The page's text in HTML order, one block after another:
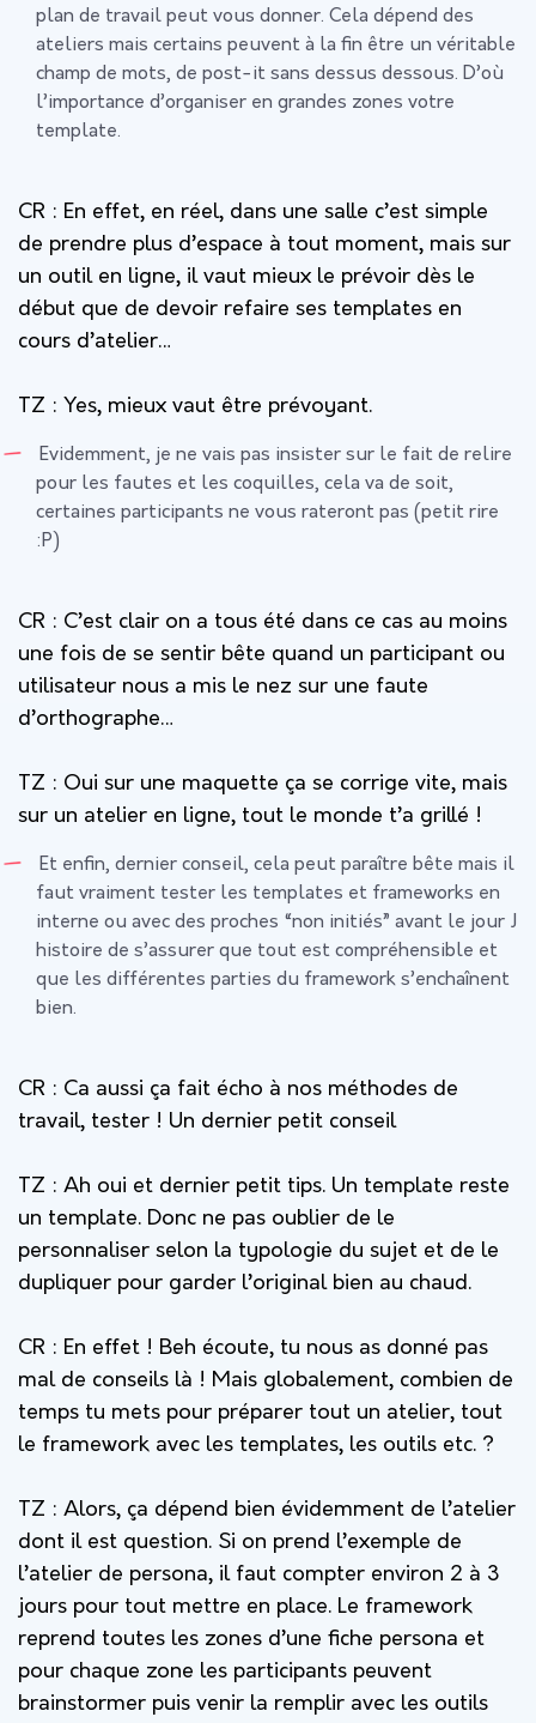
plan de travail peut vous donner. Cela dépend des
ateliers mais certains peuvent à la fin être un véritable
champ de mots, de post-it sans dessus dessous. D’où
l’importance d’organiser en grandes zones votre
template.
CR : En effet, en réel, dans une salle c’est simple
de prendre plus d’espace à tout moment, mais sur
un outil en ligne, il vaut mieux le prévoir dès le
début que de devoir refaire ses templates en
cours d’atelier…
TZ : Yes, mieux vaut être prévoyant.
Evidemment, je ne vais pas insister sur le fait de relire
pour les fautes et les coquilles, cela va de soit,
certaines participants ne vous rateront pas (petit rire
:P)
CR : C’est clair on a tous été dans ce cas au moins
une fois de se sentir bête quand un participant ou
utilisateur nous a mis le nez sur une faute
d’orthographe…
TZ : Oui sur une maquette ça se corrige vite, mais
sur un atelier en ligne, tout le monde t’a grillé !
Et enfin, dernier conseil, cela peut paraître bête mais il
faut vraiment tester les templates et frameworks en
interne ou avec des proches “non initiés” avant le jour J
histoire de s’assurer que tout est compréhensible et
que les différentes parties du framework s’enchaînent
bien.
CR : Ca aussi ça fait écho à nos méthodes de
travail, tester ! Un dernier petit conseil
TZ : Ah oui et dernier petit tips. Un template reste
un template. Donc ne pas oublier de le
personnaliser selon la typologie du sujet et de le
dupliquer pour garder l’original bien au chaud.
CR : En effet ! Beh écoute, tu nous as donné pas
mal de conseils là ! Mais globalement, combien de
temps tu mets pour préparer tout un atelier, tout
le framework avec les templates, les outils etc. ?
TZ : Alors, ça dépend bien évidemment de l’atelier
dont il est question. Si on prend l’exemple de
l’atelier de persona, il faut compter environ 2 à 3
jours pour tout mettre en place. Le framework
reprend toutes les zones d’une fiche persona et
pour chaque zone les participants peuvent
brainstormer puis venir la remplir avec les outils